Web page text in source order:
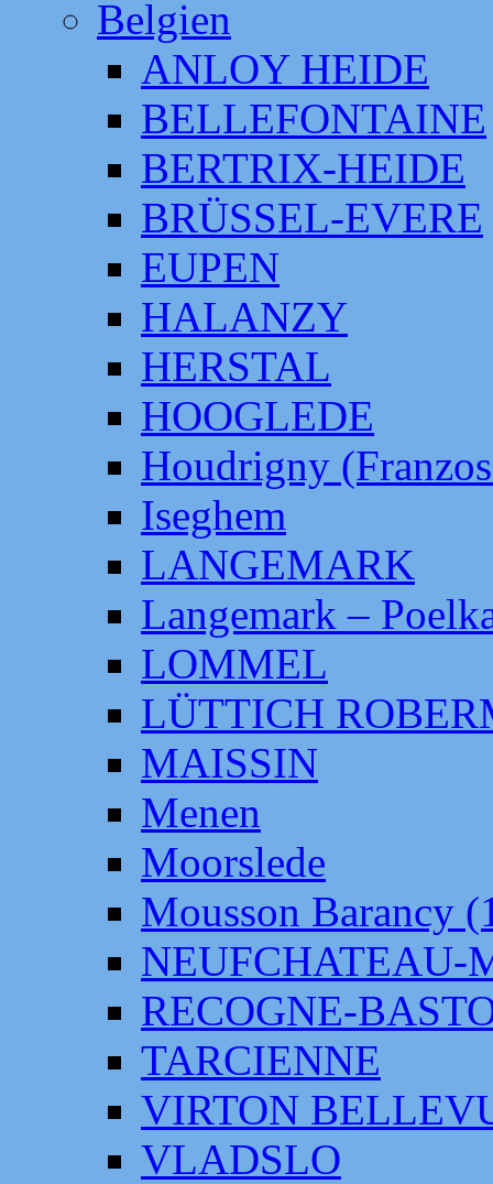
Belgien
ANLOY HEIDE
BELLEFONTAINE
BERTRIX-HEIDE
BRÜSSEL-EVERE
EUPEN
HALANZY
HERSTAL
HOOGLEDE
Houdrigny
Iseghem
LANGEMARK
Langemark –
LOMMEL
LÜTTICH
MAISSIN
Menen
Moorslede
Mousson Barancy
NEUFCHATEAU-
RECOGNE-
TARCIENNE
VIRTON
VLADSLO